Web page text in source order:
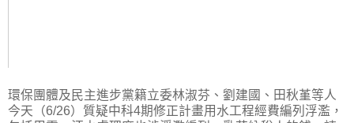
環保團體及民主進步黨籍立委林淑芬、劉建國、田秋堇等人
今天（6/26）質疑中科4期修正計畫用水工程經費編列浮濫，